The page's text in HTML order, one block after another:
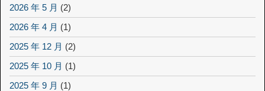
2026 年 5 月 (2)
2026 年 4 月 (1)
2025 年 12 月 (2)
2025 年 10 月 (1)
2025 年 9 月 (1)